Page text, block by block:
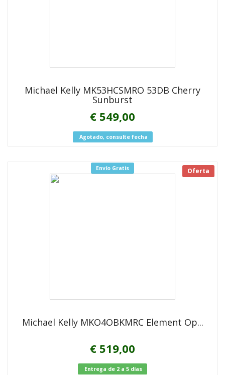
Michael Kelly MK53HCSMRO 53DB Cherry
Sunburst
€ 549,00
Agotado, consulte fecha
Envío Gratis Oferta
Michael Kelly MKO4OBKMRC Element Op...
€ 519,00
Entrega de 2 a 5 días